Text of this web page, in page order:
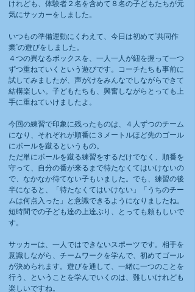
けれども、体験者２名を含めて８名の子どもたちが元
気にサッカーをしました。
いつもの準備運動にくわえて、今日は初めて”共同作
業”の遊びをしました。
４つの異なるボックスを、一人一人が紐を握って一つ
ずつ重ねていくという遊びです。コーチたちも事前に
試してみましたが、声がけをみんなでしながらできて
結構楽しい。子どもたちも、興奮しながらとっても上
手に重ねていけましたよ。
今回の練習で印象に残ったものは、４人ずつのチーム
になり、それぞれが順番に３メートルほど先のゴール
にボールを蹴るというもの。
ただ単にボールを蹴る練習をするだけでなく、順番を
守って、自分の番が来るまで待たなくてはいけないの
で、なかなか待てない子もいました。でも、練習の後
半になると、「待たなくてはいけない」「うちのチー
ムは何点入った」と意識できるようになりましたね。
短時間での子ども達の上達ぶり、とっても頼もしいで
す。
サッカーは、一人ではできないスポーツです。相手を
意識しながら、チームワークを学んで、初めてゴール
が決められます。遊びを通して、一緒に一つのことを
行う、ということを学んでいくのは、難しいけれども
楽しいですね。